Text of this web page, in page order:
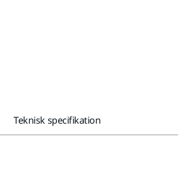
Teknisk specifikation